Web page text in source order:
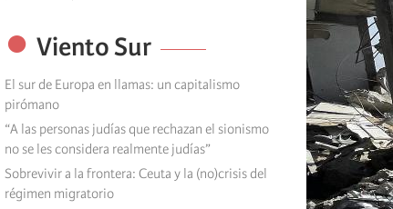
Viento Sur
El sur de Europa en llamas: un capitalismo
pirómano
“A las personas judías que rechazan el sionismo
no se les considera realmente judías”
Sobrevivir a la frontera: Ceuta y la (no)crisis del
régimen migratorio